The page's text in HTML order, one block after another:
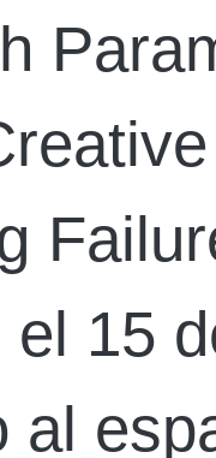
el 15
al